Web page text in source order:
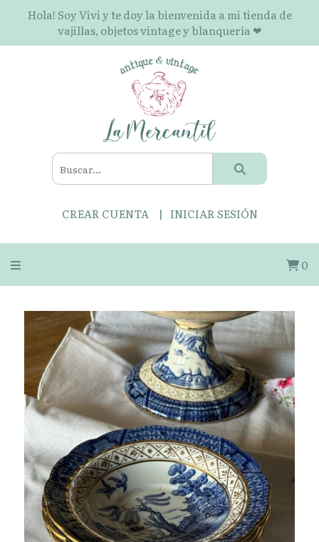
Hola! Soy Vivi y te doy la bienvenida a mi tienda de
vajillas, objetos vintage y blanquería ❤
CREAR CUENTA INICIAR SESIÓN
0